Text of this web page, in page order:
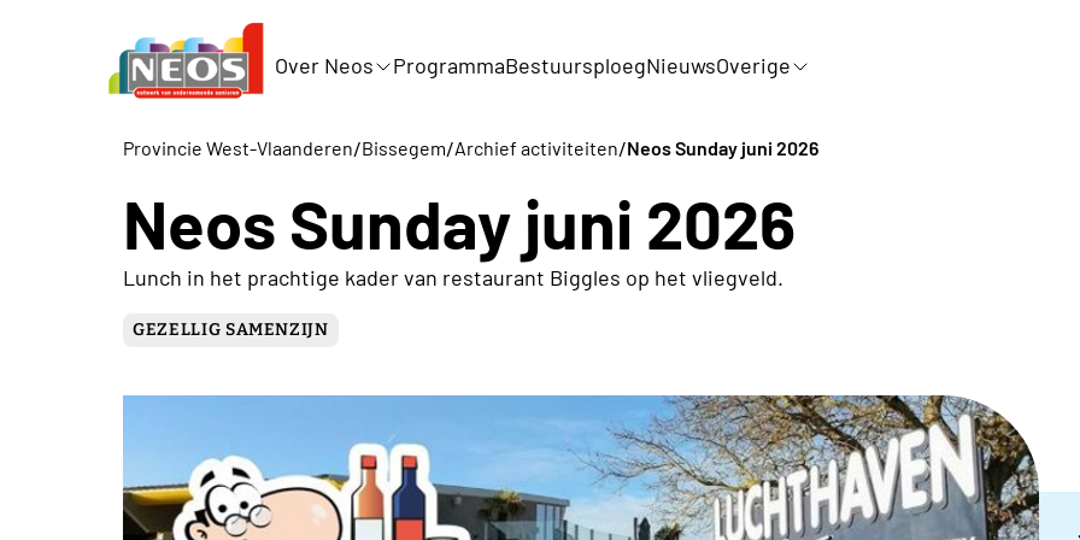
Over Neos ProgrammaBestuursploegNieuwsOverige
Provincie West-Vlaanderen/Bissegem/Archief activiteiten/Neos Sunday juni 2026
Neos Sunday juni 2026
Lunch in het prachtige kader van restaurant Biggles op het vliegveld.
GEZELLIG SAMENZIJN